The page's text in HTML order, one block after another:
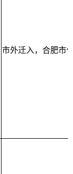
市外迁入，合肥市